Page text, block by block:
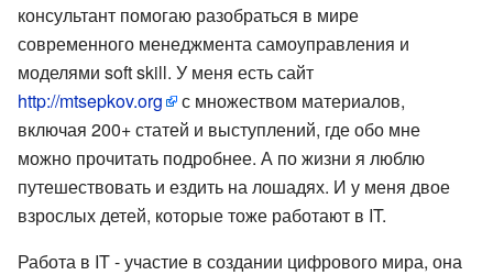
консультант помогаю разобраться в мире
современного менеджмента самоуправления и
моделями soft skill. У меня есть сайт
http://mtsepkov.org
с множеством материалов,
включая 200+ статей и выступлений, где обо мне
можно прочитать подробнее. А по жизни я люблю
путешествовать и ездить на лошадях. И у меня двое
взрослых детей, которые тоже работают в IT.
Работа в IT - участие в создании цифрового мира, она